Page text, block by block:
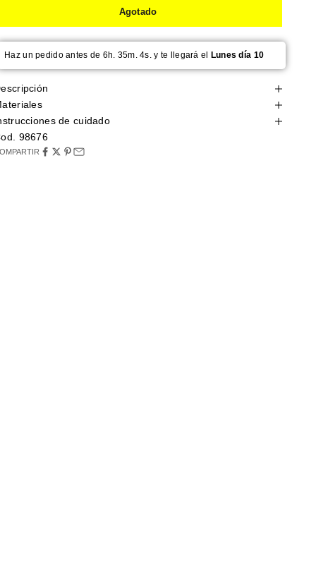
Agotado
Haz un pedido antes de 6h. 35m. 3s. y te llegará el Lunes día 10
de cuidado
98676